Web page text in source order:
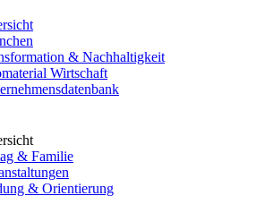
& Nachhaltigkeit
Wirtschaft
& Familie
& Orientierung